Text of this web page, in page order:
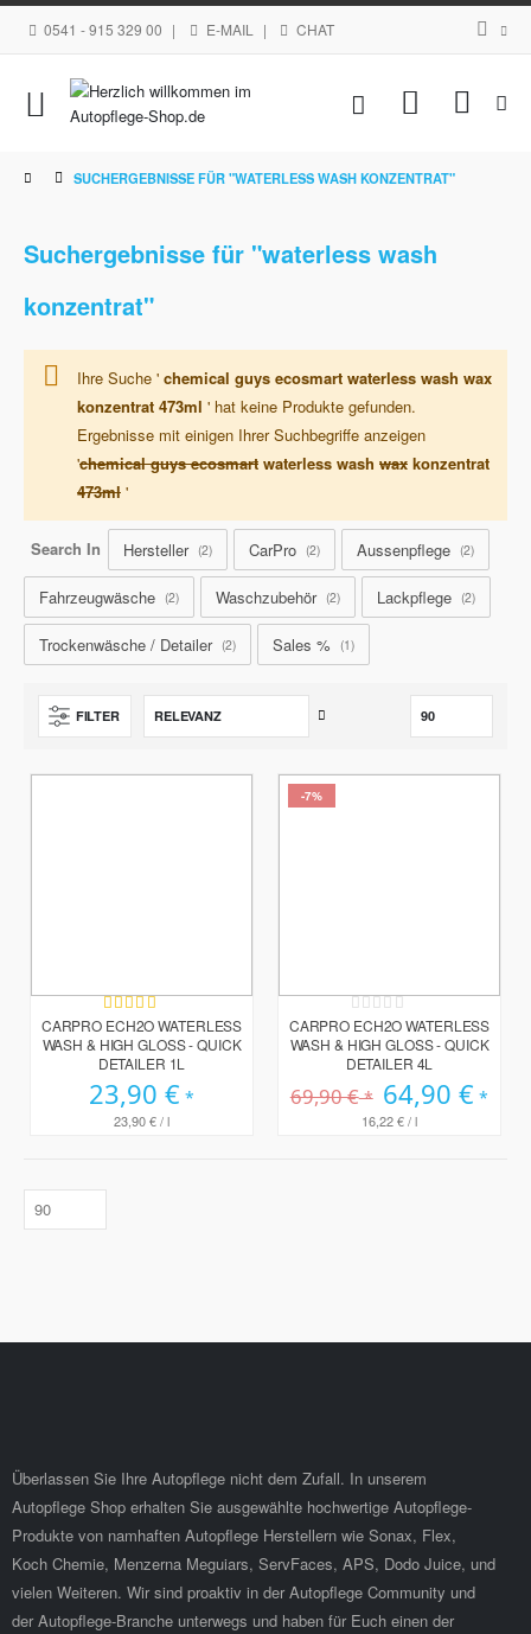
0541 - 915 329 00 | E-MAIL | CHAT
Navigation
umschalten
Mein
SUCHERGEBNISSE FÜR "WATERLESS WASH KONZENTRAT"
Suchergebnisse für "waterless wash
konzentrat"
Ihre Suche ' chemical guys ecosmart waterless wash wax
konzentrat 473ml ' hat keine Produkte gefunden.
Ergebnisse mit einigen Ihrer Suchbegriffe anzeigen
'chemical guys ecosmart waterless wash wax konzentrat
473ml '
Search In Hersteller 2 CarPro 2 Aussenpflege 2
Fahrzeugwäsche 2 Waschzubehör 2 Lackpflege 2
Trockenwäsche / Detailer 2 Sales % 1
FILTER
Bewertung:
90%
CARPRO ECH2O WATERLESS
WASH & HIGH GLOSS - QUICK
DETAILER 1L
23,90 €
23,90 €/ l
-7%
Rating:
0%
CARPRO ECH2O WATERLESS
WASH & HIGH GLOSS - QUICK
DETAILER 4L
69,90 € Sonderpreis
64,90 €
16,22 €/ l
Überlassen Sie Ihre Autopflege nicht dem Zufall. In unserem
Autopflege Shop erhalten Sie ausgewählte hochwertige Autopflege-
Produkte von namhaften Autopflege Herstellern wie Sonax, Flex,
Koch Chemie, Menzerna Meguiars, ServFaces, APS, Dodo Juice, und
vielen Weiteren. Wir sind proaktiv in der Autopflege Community und
der Autopflege-Branche unterwegs und haben für Euch einen der